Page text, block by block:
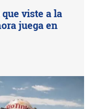
viste a la
juega en